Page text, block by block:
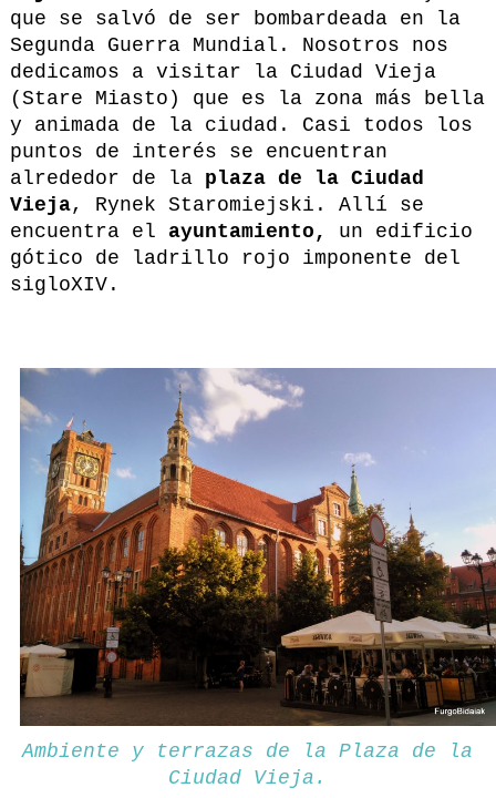
que se salvó de ser bombardeada en la
Segunda Guerra Mundial. Nosotros nos
dedicamos a visitar la Ciudad Vieja
(Stare Miasto) que es la zona más bella
y animada de la ciudad. Casi todos los
puntos de interés se encuentran
alrededor de la plaza de
la Ciudad
Vieja, Rynek Staromiejski. Allí se
encuentra el ayuntamiento,
un edificio
gótico de ladrillo rojo imponente del
sigloXIV.
Ambiente y terrazas de la Plaza de la
Ciudad Vieja.